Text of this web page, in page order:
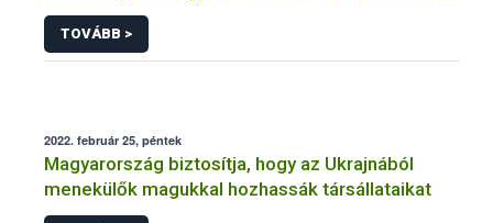
lépfene
TOVÁBB >
2022. február 25, péntek
Magyarország biztosítja, hogy az Ukrajnából
menekülők magukkal hozhassák társállataikat